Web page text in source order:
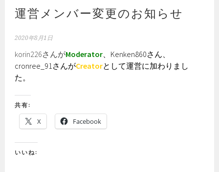
運営メンバー変更のお知らせ
2020年8月1日
korin226さんがModerator、Kenken860さん、
cronree_91さんがCreatorとして運営に加わりまし
た。
共有:
X Facebook
いいね: